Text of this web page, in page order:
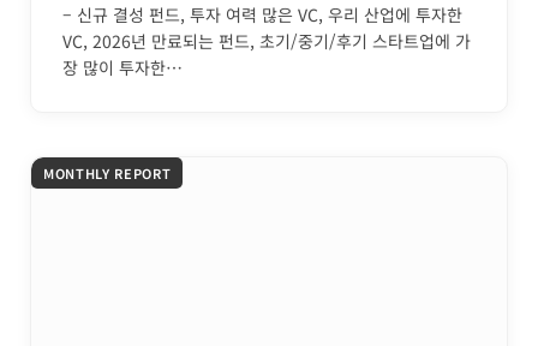
– 신규 결성 펀드, 투자 여력 많은 VC, 우리 산업에 투자한
VC, 2026년 만료되는 펀드, 초기/중기/후기 스타트업에 가
장 많이 투자한…
MONTHLY REPORT